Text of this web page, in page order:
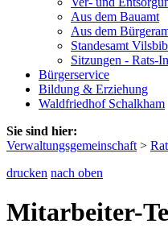
Aus dem Bauamt
Aus dem
Standesamt
Sitzungen - Rats-
Bürgerservice
Bildung & Erziehung
Waldfriedhof Schalkham
Sie sind hier:
Verwaltungsgemeinschaft >
drucken nach oben
Mitarbeiter-